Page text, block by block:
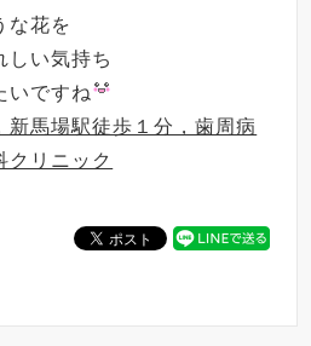
な花を
しい気持ち
いですね
新馬場駅徒歩１分，歯周病
クリニック